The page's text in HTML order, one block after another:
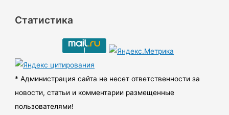
х
ы
Статистика
* Администрация сайта не несет ответственности за
новости, статьи и комментарии размещенные
пользователями!